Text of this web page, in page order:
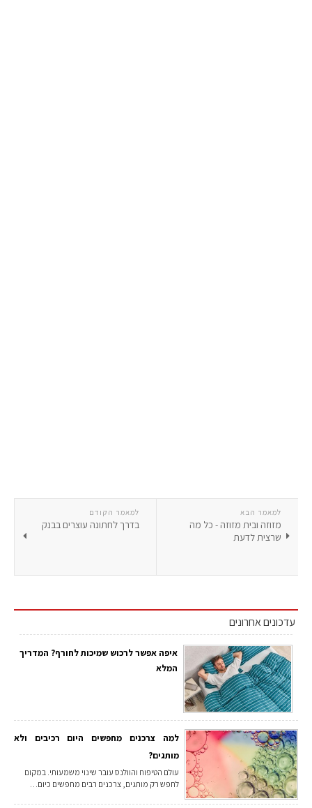
למאמר הקודם
בדרך לחתונה עוצרים בבנק
למאמר הבא
מזוזה ובית מזוזה - כל מה
שרצית לדעת
עדכונים אחרונים
איפה אפשר לרכוש שמיכות לחורף? המדריך
המלא
למה צרכנים מחפשים היום רכיבים ולא
מותגים?
עולם הטיפוח והוולנס עובר שינוי משמעותי. במקום
לחפש רק מותגים, צרכנים רבים מחפשים כיום…